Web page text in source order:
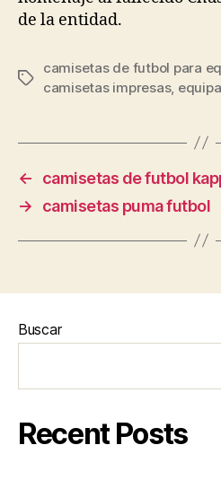
de la entidad.
Etiquetas
camisetas de futbol para
camisetas impresas,
←
camisetas de futbol
→
camisetas puma futbol
Buscar
Recent Posts